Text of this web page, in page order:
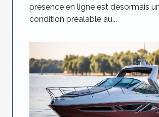
présence en ligne est désormais
condition préalable au...